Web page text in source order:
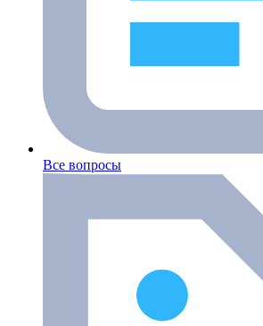
Все вопросы